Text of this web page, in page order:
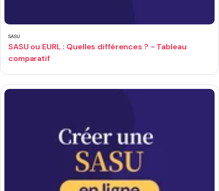
SASU
SASU ou EURL : Quelles différences ? - Tableau
comparatif